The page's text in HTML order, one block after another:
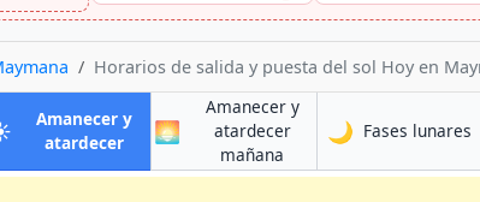
Horarios de salida y puesta del sol Hoy en
Amanecer y
atardeceren Maymana
🌅
Amanecer y
atardecer
mañana
🌙 Fases lunares